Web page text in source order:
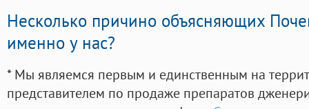
Несколько причино объясняющих
именно у нас?
* Мы являемся первым и единственным на
представителем по продаже препаратов